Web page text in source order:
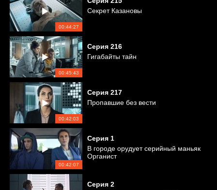
00:44:27
Секрет Казановы
00:45:43
Серия 216
Гигабайты тайн
00:42:03
Серия 217
Пропавшие без вести
00:42:07
Серия 1
В городе орудует серийный маньяк
Органист
Серия 2